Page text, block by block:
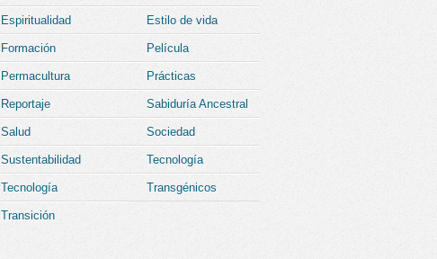
Espiritualidad Estilo de vida
Formación Película
Permacultura Prácticas
Reportaje Sabiduría Ancestral
Salud Sociedad
Sustentabilidad Tecnología
Tecnología Transgénicos
Transición